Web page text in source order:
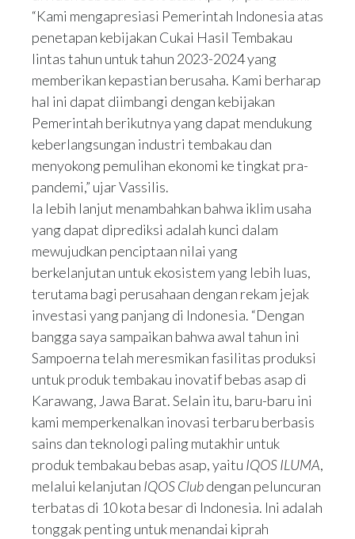
“Kami mengapresiasi Pemerintah Indonesia atas
penetapan kebijakan Cukai Hasil Tembakau
lintas tahun untuk tahun 2023-2024 yang
memberikan kepastian berusaha. Kami berharap
hal ini dapat diimbangi dengan kebijakan
Pemerintah berikutnya yang dapat mendukung
keberlangsungan industri tembakau dan
menyokong pemulihan ekonomi ke tingkat pra-
pandemi,” ujar Vassilis.
Ia lebih lanjut menambahkan bahwa iklim usaha
yang dapat diprediksi adalah kunci dalam
mewujudkan penciptaan nilai yang
berkelanjutan untuk ekosistem yang lebih luas,
terutama bagi perusahaan dengan rekam jejak
investasi yang panjang di Indonesia. “Dengan
bangga saya sampaikan bahwa awal tahun ini
Sampoerna telah meresmikan fasilitas produksi
untuk produk tembakau inovatif bebas asap di
Karawang, Jawa Barat. Selain itu, baru-baru ini
kami memperkenalkan inovasi terbaru berbasis
sains dan teknologi paling mutakhir untuk
produk tembakau bebas asap, yaitu IQOS ILUMA,
melalui kelanjutan IQOS Clubdengan peluncuran
terbatas di 10 kota besar di Indonesia. Ini adalah
tonggak penting untuk menandai kiprah